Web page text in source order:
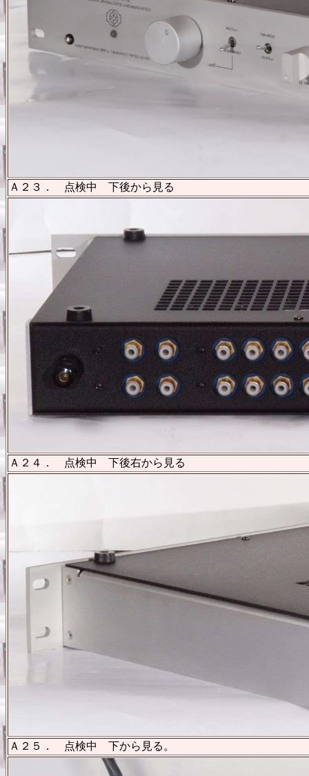
Ａ２３． 点検中 下後から見る
Ａ２４． 点検中 下後右から見る
Ａ２５． 点検中 下から見る。